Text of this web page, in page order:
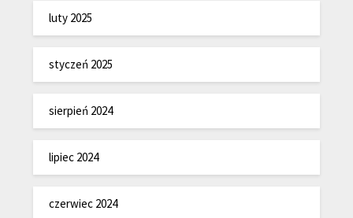
luty 2025
styczeń 2025
sierpień 2024
lipiec 2024
czerwiec 2024